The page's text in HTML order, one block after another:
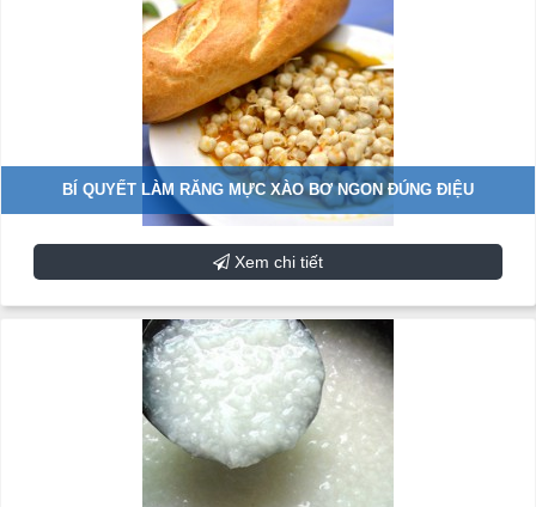
BÍ QUYẾT LÀM RĂNG MỰC XÀO BƠ NGON ĐÚNG ĐIỆU
Xem chi tiết